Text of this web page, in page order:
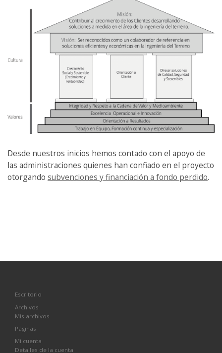
Desde nuestros inicios hemos contado con el apoyo de
las administraciones quienes han confiado en el proyecto
otorgando subvenciones y financiación a fondo perdido.
Escritorio
Archivos
Mis archivos
Páginas
Mi cuenta
Detalles de la cuenta